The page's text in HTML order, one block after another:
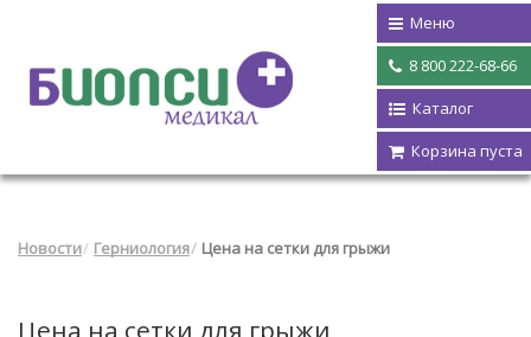
Меню
8 800 222-68-66
Каталог
Корзина пуста
Новости Герниология Цена на сетки для грыжи
Цена на сетки для грыжи